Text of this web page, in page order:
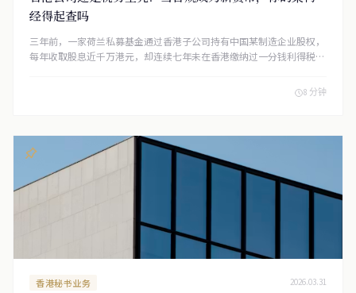
经得起查吗
三年前，一家荷兰私募基金通过香港子公司持有中国某制造企业股权，
每年收取股息近千万港元，却连续七年未在香港缴纳过一分钱利得税。
秘书、一间租用的虚拟办公室，所有投资决策均由荷兰总部远程完成。
8 分钟
香港秘书业务 2026.03.31